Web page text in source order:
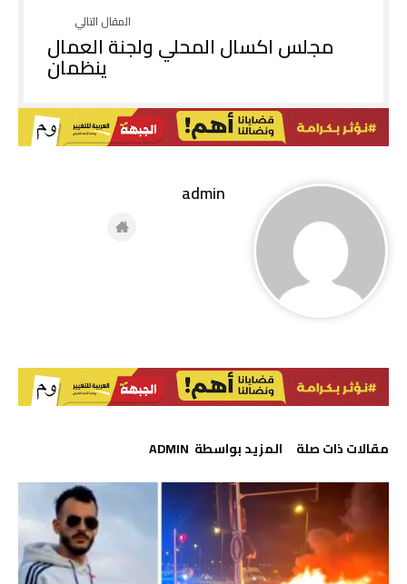
مجلس اكسال المحلي ولجنة العمال
ينظمان
admin
‫مقالات ذات صلة‬ ‫‫المزيد بواسطة‬ ‬ ADMIN